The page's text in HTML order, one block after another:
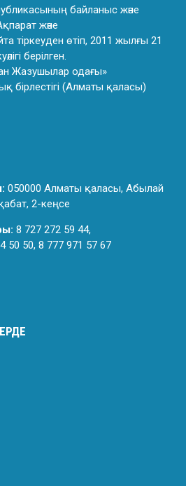
байланыс және
және
тiркеуден өтiп, 2011 жылғы 21
берiлген.
Жазушылар одағы»
бірлестігі (Алматы қаласы)
050000 Алматы қаласы, Абылай
2-кеңсе
8 727 272 59 44,
50 50, 8 777 971 57 67